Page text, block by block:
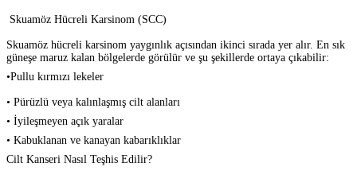
Skuamöz Hücreli Karsinom (SCC)
Skuamöz hücreli karsinom yaygınlık açısından ikinci sırada yer alır. En sık
güneşe maruz kalan bölgelerde görülür ve şu şekillerde ortaya çıkabilir:
•Pullu kırmızı lekeler
• Pürüzlü veya kalınlaşmış cilt alanları
• İyileşmeyen açık yaralar
• Kabuklanan ve kanayan kabarıklıklar
Cilt Kanseri Nasıl Teşhis Edilir?